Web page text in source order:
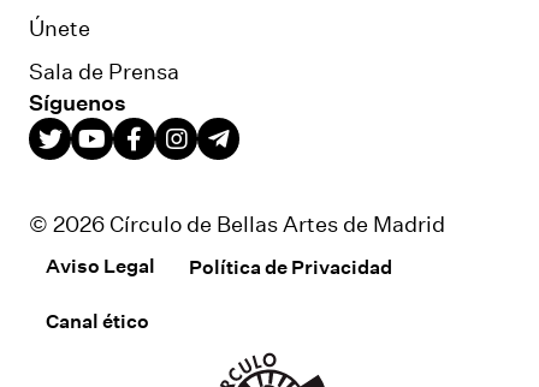
Únete
Sala de Prensa
Síguenos
© 2026 Círculo de Bellas Artes de Madrid
Aviso Legal Política de Privacidad
Canal ético